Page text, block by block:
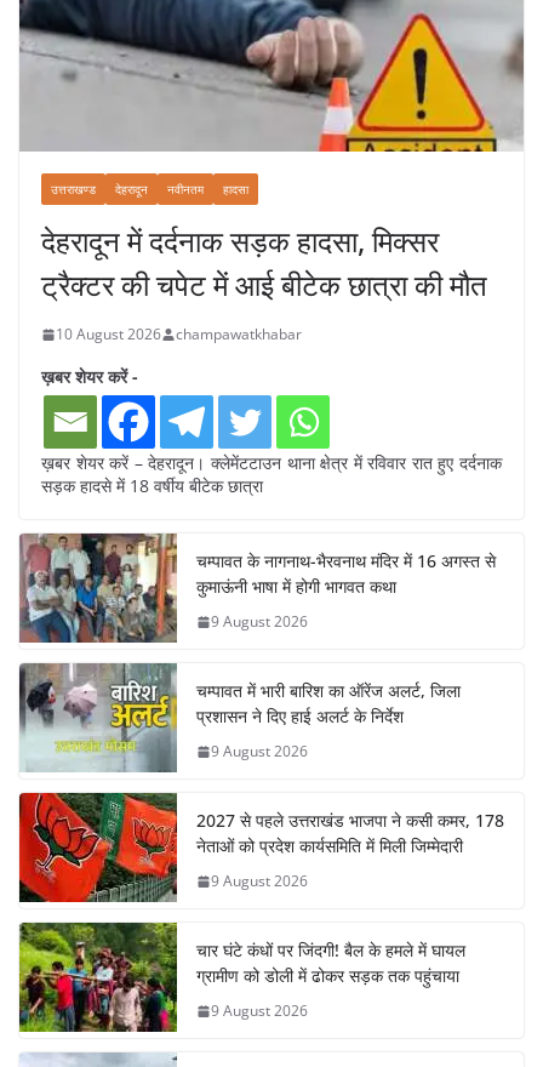
उत्तराखण्ड देहरादून नवीनतम हादसा
देहरादून में दर्दनाक सड़क हादसा, मिक्सर
ट्रैक्टर की चपेट में आई बीटेक छात्रा की मौत
10 August 2026 champawatkhabar
ख़बर शेयर करें -
ख़बर शेयर करें – देहरादून। क्लेमेंटटाउन थाना क्षेत्र में रविवार रात हुए दर्दनाक
सड़क हादसे में 18 वर्षीय बीटेक छात्रा
चम्पावत के नागनाथ-भैरवनाथ मंदिर में 16 अगस्त से
कुमाऊंनी भाषा में होगी भागवत कथा
9 August 2026
चम्पावत में भारी बारिश का ऑरेंज अलर्ट, जिला
प्रशासन ने दिए हाई अलर्ट के निर्देश
9 August 2026
2027 से पहले उत्तराखंड भाजपा ने कसी कमर, 178
नेताओं को प्रदेश कार्यसमिति में मिली जिम्मेदारी
9 August 2026
चार घंटे कंधों पर जिंदगी! बैल के हमले में घायल
ग्रामीण को डोली में ढोकर सड़क तक पहुंचाया
9 August 2026